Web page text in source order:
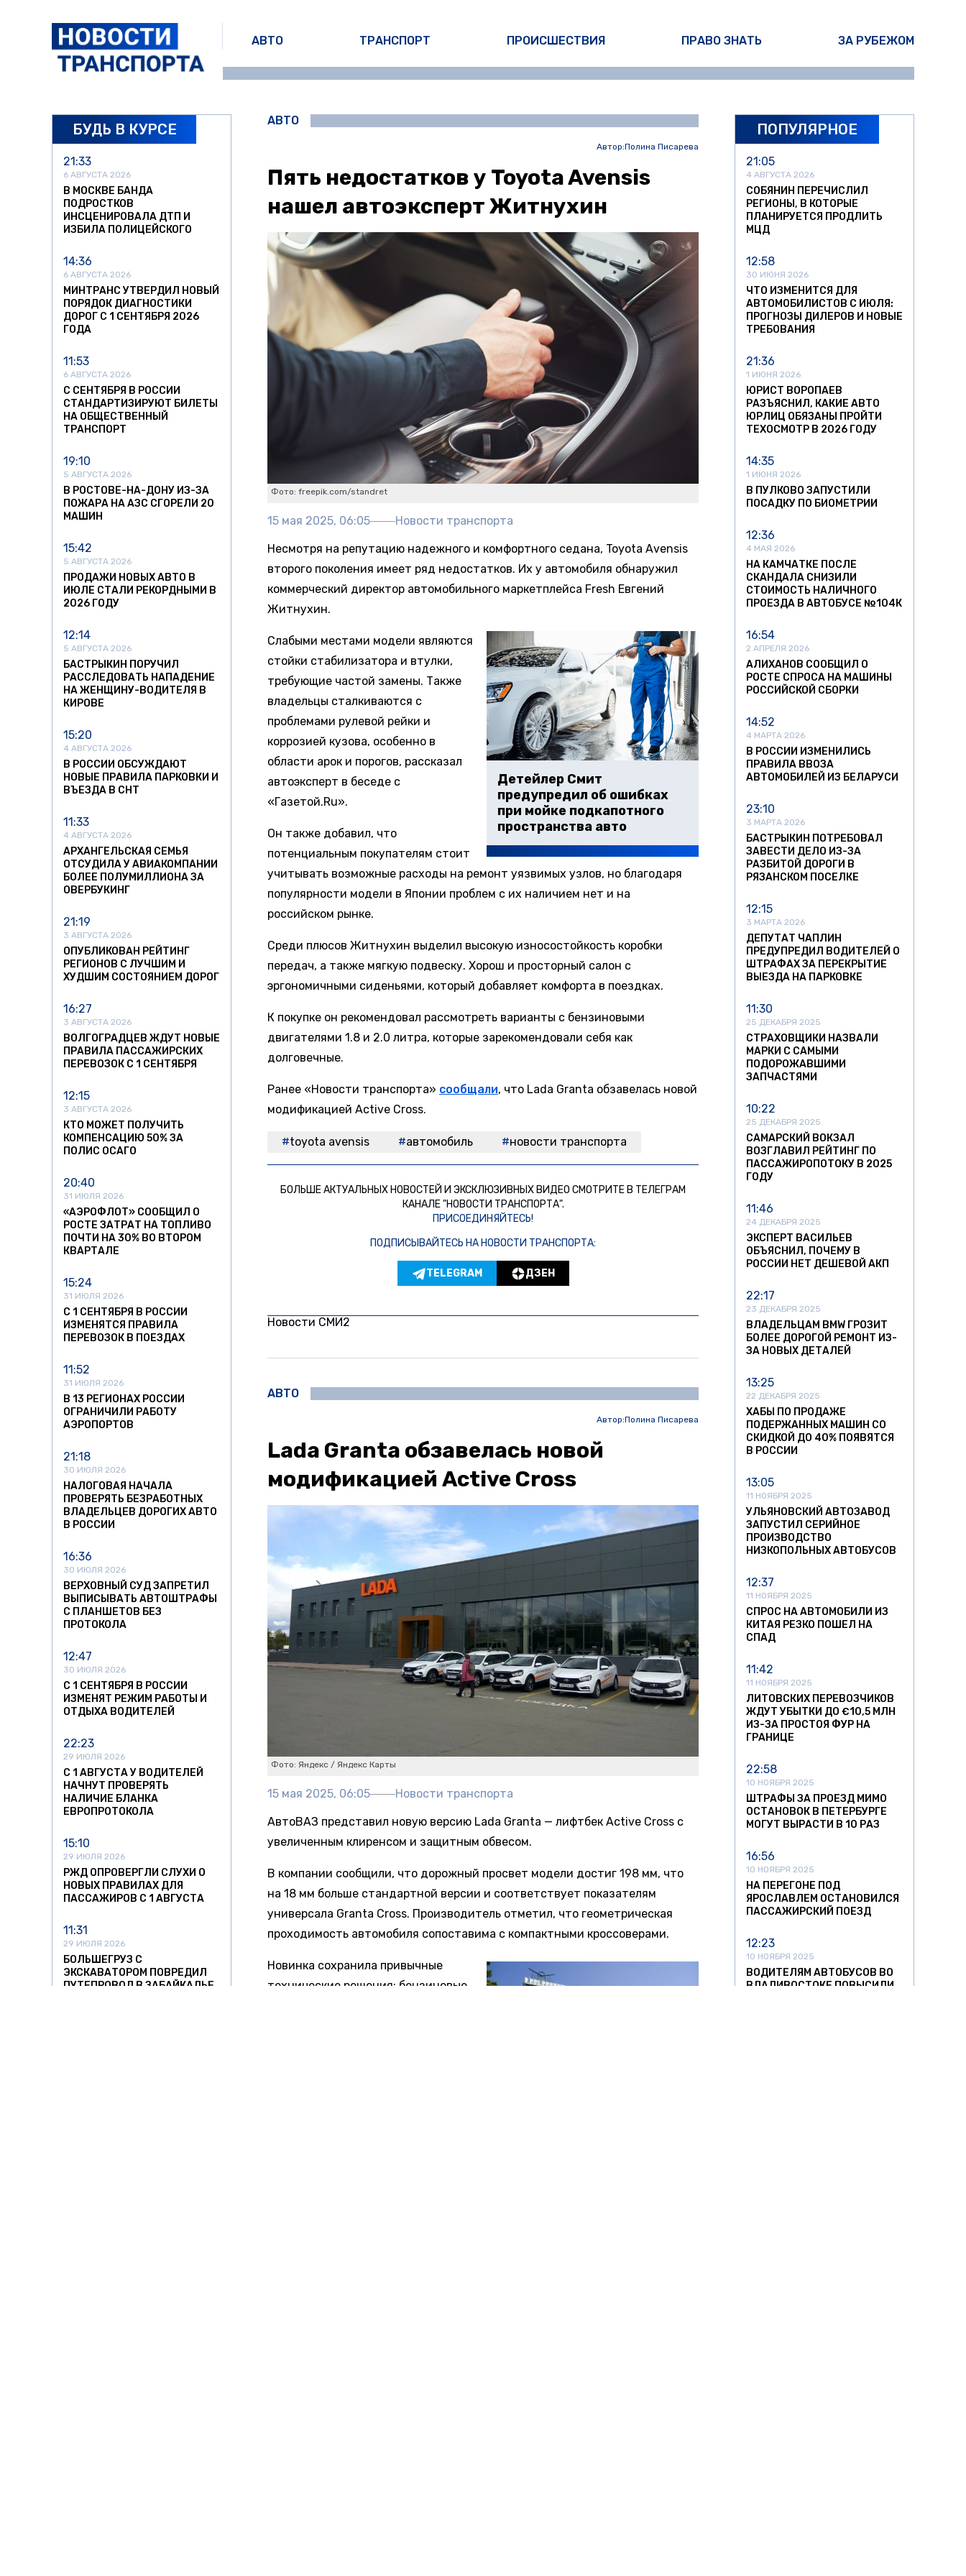
АВТО ТРАНСПОРТ ПРОИСШЕСТВИЯ ПРАВО ЗНАТЬ ЗА РУБЕЖОМ
БУДЬ В КУРСЕ
21:33
6 АВГУСТА 2026
В МОСКВЕ БАНДА
ПОДРОСТКОВ
ИНСЦЕНИРОВАЛА ДТП И
ИЗБИЛА ПОЛИЦЕЙСКОГО
14:36
6 АВГУСТА 2026
МИНТРАНС УТВЕРДИЛ НОВЫЙ
ПОРЯДОК ДИАГНОСТИКИ
ДОРОГ С 1 СЕНТЯБРЯ 2026
ГОДА
11:53
6 АВГУСТА 2026
С СЕНТЯБРЯ В РОССИИ
СТАНДАРТИЗИРУЮТ БИЛЕТЫ
НА ОБЩЕСТВЕННЫЙ
ТРАНСПОРТ
19:10
5 АВГУСТА 2026
В РОСТОВЕ-НА-ДОНУ ИЗ-ЗА
ПОЖАРА НА АЗС СГОРЕЛИ 20
МАШИН
15:42
5 АВГУСТА 2026
ПРОДАЖИ НОВЫХ АВТО В
ИЮЛЕ СТАЛИ РЕКОРДНЫМИ В
2026 ГОДУ
12:14
5 АВГУСТА 2026
БАСТРЫКИН ПОРУЧИЛ
РАССЛЕДОВАТЬ НАПАДЕНИЕ
НА ЖЕНЩИНУ-ВОДИТЕЛЯ В
КИРОВЕ
15:20
4 АВГУСТА 2026
В РОССИИ ОБСУЖДАЮТ
НОВЫЕ ПРАВИЛА ПАРКОВКИ И
ВЪЕЗДА В СНТ
11:33
4 АВГУСТА 2026
АРХАНГЕЛЬСКАЯ СЕМЬЯ
ОТСУДИЛА У АВИАКОМПАНИИ
БОЛЕЕ ПОЛУМИЛЛИОНА ЗА
ОВЕРБУКИНГ
21:19
3 АВГУСТА 2026
ОПУБЛИКОВАН РЕЙТИНГ
РЕГИОНОВ С ЛУЧШИМ И
ХУДШИМ СОСТОЯНИЕМ ДОРОГ
16:27
3 АВГУСТА 2026
ВОЛГОГРАДЦЕВ ЖДУТ НОВЫЕ
ПРАВИЛА ПАССАЖИРСКИХ
ПЕРЕВОЗОК С 1 СЕНТЯБРЯ
12:15
3 АВГУСТА 2026
КТО МОЖЕТ ПОЛУЧИТЬ
КОМПЕНСАЦИЮ 50% ЗА
ПОЛИС ОСАГО
20:40
31 ИЮЛЯ 2026
«АЭРОФЛОТ» СООБЩИЛ О
РОСТЕ ЗАТРАТ НА ТОПЛИВО
ПОЧТИ НА 30% ВО ВТОРОМ
КВАРТАЛЕ
15:24
31 ИЮЛЯ 2026
С 1 СЕНТЯБРЯ В РОССИИ
ИЗМЕНЯТСЯ ПРАВИЛА
ПЕРЕВОЗОК В ПОЕЗДАХ
11:52
31 ИЮЛЯ 2026
В 13 РЕГИОНАХ РОССИИ
ОГРАНИЧИЛИ РАБОТУ
АЭРОПОРТОВ
21:18
30 ИЮЛЯ 2026
НАЛОГОВАЯ НАЧАЛА
ПРОВЕРЯТЬ БЕЗРАБОТНЫХ
ВЛАДЕЛЬЦЕВ ДОРОГИХ АВТО
В РОССИИ
16:36
30 ИЮЛЯ 2026
ВЕРХОВНЫЙ СУД ЗАПРЕТИЛ
ВЫПИСЫВАТЬ АВТОШТРАФЫ
С ПЛАНШЕТОВ БЕЗ
ПРОТОКОЛА
12:47
30 ИЮЛЯ 2026
С 1 СЕНТЯБРЯ В РОССИИ
ИЗМЕНЯТ РЕЖИМ РАБОТЫ И
ОТДЫХА ВОДИТЕЛЕЙ
22:23
29 ИЮЛЯ 2026
С 1 АВГУСТА У ВОДИТЕЛЕЙ
НАЧНУТ ПРОВЕРЯТЬ
НАЛИЧИЕ БЛАНКА
ЕВРОПРОТОКОЛА
15:10
29 ИЮЛЯ 2026
РЖД ОПРОВЕРГЛИ СЛУХИ О
НОВЫХ ПРАВИЛАХ ДЛЯ
ПАССАЖИРОВ С 1 АВГУСТА
11:31
29 ИЮЛЯ 2026
БОЛЬШЕГРУЗ С
ЭКСКАВАТОРОМ ПОВРЕДИЛ
ПУТЕПРОВОД В ЗАБАЙКАЛЬЕ
АВТО
Автор:Полина Писарева
Пять недостатков у Toyota Avensis
нашел автоэксперт Житнухин
Фото: freepik.com/standret
15 мая 2025, 06:05 Новости транспорта
Несмотря на репутацию надежного и комфортного седана, Toyota Avensis
второго поколения имеет ряд недостатков. Их у автомобиля обнаружил
коммерческий директор автомобильного маркетплейса Fresh Евгений
Житнухин.
Детейлер Смит
предупредил об ошибках
при мойке подкапотного
пространства авто
Слабыми местами модели являются
стойки стабилизатора и втулки,
требующие частой замены. Также
владельцы сталкиваются с
проблемами рулевой рейки и
коррозией кузова, особенно в
области арок и порогов, рассказал
автоэксперт в беседе с
«Газетой.Ru».
Он также добавил, что
потенциальным покупателям стоит
учитывать возможные расходы на ремонт уязвимых узлов, но благодаря
популярности модели в Японии проблем с их наличием нет и на
российском рынке.
Среди плюсов Житнухин выделил высокую износостойкость коробки
передач, а также мягкую подвеску. Хорош и просторный салон с
эргономичными сиденьями, который добавляет комфорта в поездках.
К покупке он рекомендовал рассмотреть варианты с бензиновыми
двигателями 1.8 и 2.0 литра, которые зарекомендовали себя как
долговечные.
Ранее «Новости транспорта» сообщали, что Lada Granta обзавелась новой
модификацией Active Cross.
toyota avensis автомобиль новости транспорта
БОЛЬШЕ АКТУАЛЬНЫХ НОВОСТЕЙ И ЭКСКЛЮЗИВНЫХ ВИДЕО СМОТРИТЕ В ТЕЛЕГРАМ
КАНАЛЕ "НОВОСТИ ТРАНСПОРТА".
ПРИСОЕДИНЯЙТЕСЬ!
ПОДПИСЫВАЙТЕСЬ НА НОВОСТИ ТРАНСПОРТА:
TELEGRAM ДЗЕН
Новости СМИ2
АВТО
Автор:Полина Писарева
Lada Granta обзавелась новой
модификацией Active Cross
Фото: Яндекс / Яндекс Карты
15 мая 2025, 06:05 Новости транспорта
АвтоВАЗ представил новую версию Lada Granta — лифтбек Active Cross с
увеличенным клиренсом и защитным обвесом.
В компании сообщили, что дорожный просвет модели достиг 198 мм, что
на 18 мм больше стандартной версии и соответствует показателям
универсала Granta Cross. Производитель отметил, что геометрическая
проходимость автомобиля сопоставима с компактными кроссоверами.
Новинка сохранила привычные
технические решения: бензиновые
ПОПУЛЯРНОЕ
21:05
4 АВГУСТА 2026
СОБЯНИН ПЕРЕЧИСЛИЛ
РЕГИОНЫ, В КОТОРЫЕ
ПЛАНИРУЕТСЯ ПРОДЛИТЬ
МЦД
12:58
30 ИЮНЯ 2026
ЧТО ИЗМЕНИТСЯ ДЛЯ
АВТОМОБИЛИСТОВ С ИЮЛЯ:
ПРОГНОЗЫ ДИЛЕРОВ И НОВЫЕ
ТРЕБОВАНИЯ
21:36
1 ИЮНЯ 2026
ЮРИСТ ВОРОПАЕВ
РАЗЪЯСНИЛ, КАКИЕ АВТО
ЮРЛИЦ ОБЯЗАНЫ ПРОЙТИ
ТЕХОСМОТР В 2026 ГОДУ
14:35
1 ИЮНЯ 2026
В ПУЛКОВО ЗАПУСТИЛИ
ПОСАДКУ ПО БИОМЕТРИИ
12:36
4 МАЯ 2026
НА КАМЧАТКЕ ПОСЛЕ
СКАНДАЛА СНИЗИЛИ
СТОИМОСТЬ НАЛИЧНОГО
ПРОЕЗДА В АВТОБУСЕ №104К
16:54
2 АПРЕЛЯ 2026
АЛИХАНОВ СООБЩИЛ О
РОСТЕ СПРОСА НА МАШИНЫ
РОССИЙСКОЙ СБОРКИ
14:52
4 МАРТА 2026
В РОССИИ ИЗМЕНИЛИСЬ
ПРАВИЛА ВВОЗА
АВТОМОБИЛЕЙ ИЗ БЕЛАРУСИ
23:10
3 МАРТА 2026
БАСТРЫКИН ПОТРЕБОВАЛ
ЗАВЕСТИ ДЕЛО ИЗ-ЗА
РАЗБИТОЙ ДОРОГИ В
РЯЗАНСКОМ ПОСЕЛКЕ
12:15
3 МАРТА 2026
ДЕПУТАТ ЧАПЛИН
ПРЕДУПРЕДИЛ ВОДИТЕЛЕЙ О
ШТРАФАХ ЗА ПЕРЕКРЫТИЕ
ВЫЕЗДА НА ПАРКОВКЕ
11:30
25 ДЕКАБРЯ 2025
СТРАХОВЩИКИ НАЗВАЛИ
МАРКИ С САМЫМИ
ПОДОРОЖАВШИМИ
ЗАПЧАСТЯМИ
10:22
25 ДЕКАБРЯ 2025
САМАРСКИЙ ВОКЗАЛ
ВОЗГЛАВИЛ РЕЙТИНГ ПО
ПАССАЖИРОПОТОКУ В 2025
ГОДУ
11:46
24 ДЕКАБРЯ 2025
ЭКСПЕРТ ВАСИЛЬЕВ
ОБЪЯСНИЛ, ПОЧЕМУ В
РОССИИ НЕТ ДЕШЕВОЙ АКП
22:17
23 ДЕКАБРЯ 2025
ВЛАДЕЛЬЦАМ BMW ГРОЗИТ
БОЛЕЕ ДОРОГОЙ РЕМОНТ ИЗ-
ЗА НОВЫХ ДЕТАЛЕЙ
13:25
22 ДЕКАБРЯ 2025
ХАБЫ ПО ПРОДАЖЕ
ПОДЕРЖАННЫХ МАШИН СО
СКИДКОЙ ДО 40% ПОЯВЯТСЯ
В РОССИИ
13:05
11 НОЯБРЯ 2025
УЛЬЯНОВСКИЙ АВТОЗАВОД
ЗАПУСТИЛ СЕРИЙНОЕ
ПРОИЗВОДСТВО
НИЗКОПОЛЬНЫХ АВТОБУСОВ
12:37
11 НОЯБРЯ 2025
СПРОС НА АВТОМОБИЛИ ИЗ
КИТАЯ РЕЗКО ПОШЕЛ НА
СПАД
11:42
11 НОЯБРЯ 2025
ЛИТОВСКИХ ПЕРЕВОЗЧИКОВ
ЖДУТ УБЫТКИ ДО €10,5 МЛН
ИЗ-ЗА ПРОСТОЯ ФУР НА
ГРАНИЦЕ
22:58
10 НОЯБРЯ 2025
ШТРАФЫ ЗА ПРОЕЗД МИМО
ОСТАНОВОК В ПЕТЕРБУРГЕ
МОГУТ ВЫРАСТИ В 10 РАЗ
16:56
10 НОЯБРЯ 2025
НА ПЕРЕГОНЕ ПОД
ЯРОСЛАВЛЕМ ОСТАНОВИЛСЯ
ПАССАЖИРСКИЙ ПОЕЗД
12:23
10 НОЯБРЯ 2025
ВОДИТЕЛЯМ АВТОБУСОВ ВО
ВЛАДИВОСТОКЕ ПОВЫСИЛИ